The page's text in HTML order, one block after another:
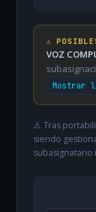
⚠️
VOZ
Mostrar
⚠️ Tras
siendo
subasignatario